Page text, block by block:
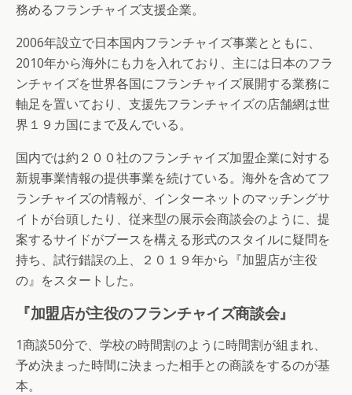
務めるフランチャイズ支援企業。
2006年設立で日本国内フランチャイズ事業とともに、
2010年から海外にも力を入れており、主には日本のフラ
ンチャイズを世界各国にフランチャイズ展開する業務に
軸足を置いており、支援先フランチャイズの店舗網は世
界１９カ国にまで及んでいる。
国内では約２００社のフランチャイズ加盟企業に対する
新規事業情報の提供事業を続けている。海外を含めてフ
ランチャイズの情報が、インターネットのマッチングサ
イトが台頭したり、従来型の展示会商談会のように、提
案するサイドがブースを構える形式のスタイルに疑問を
持ち、試行錯誤の上、２０１９年から『加盟店が主役
の』をスタートした。
『加盟店が主役のフランチャイズ商談会』
1商談50分で、学校の時間割のように時間割が組まれ、
予め決まった時間に決まった相手との商談をするのが基
本。